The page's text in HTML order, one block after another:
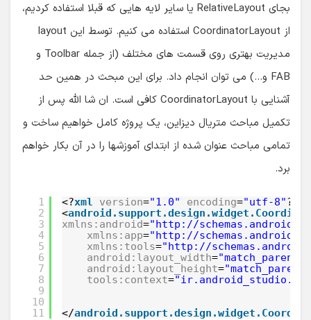
بجای RelativeLayout یا سایر لایه هایی که قبلا استفاده کردیم،
از CoordinatorLayout استفاده می کنیم. توسط این layout
مدیریت بهتری روی قسمت های مختلف (از جمله Toolbar و
FAB و…) می توان انجام داد. برای این مبحث در همین حد
آشنایی با CoordinatorLayout کافی است. ان شا الله پس از
تکمیل مباحث متریال دیزاین، یک پروژه کامل خواهیم ساخت و
تمامی مباحث عنوان شده از ابتدای آموزشها را در آن بکار خواهم
برد.
1
2
3
4
5
6
7
8
9
10
11
<?xml version="1.0" encoding="utf-8"?>
<
xmlns:android="http://
xmlns:app="http://
xmlns:tools="http://
android:layout_width="match_parent"
android:layout_height="match_parent"
tools:context=
</